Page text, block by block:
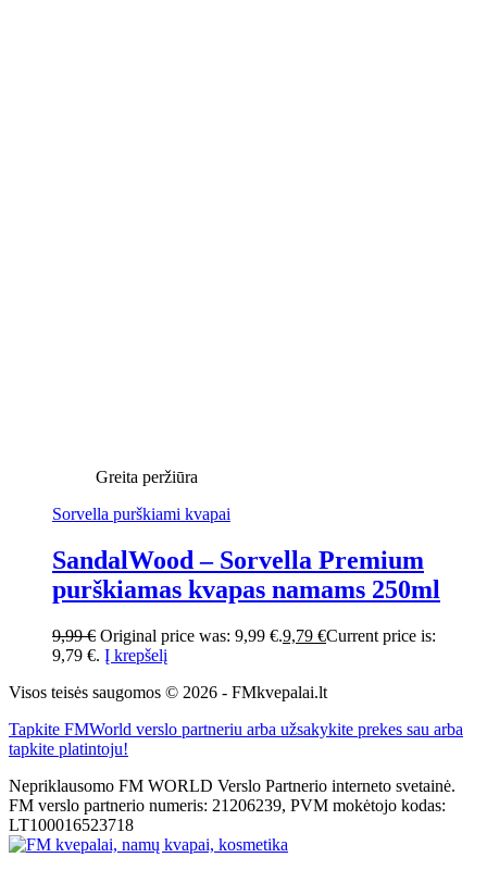
Greita peržiūra
Sorvella purškiami kvapai
SandalWood – Sorvella Premium
purškiamas kvapas namams 250ml
9,99€ Original price was: 9,99 €.9,79 €Current price is:
9,79 €. Į krepšelį
Visos teisės saugomos © 2026 - FMkvepalai.lt
Tapkite FMWorld verslo partneriu arba užsakykite prekes sau arba
tapkite platintoju!
Nepriklausomo FM WORLD Verslo Partnerio interneto svetainė.
FM verslo partnerio numeris: 21206239, PVM mokėtojo kodas:
LT100016523718